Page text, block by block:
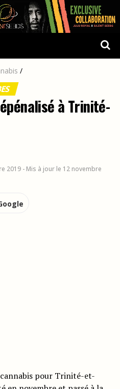
/
à Trinité-
2019 - Mis à jour le 12 novembre
pour Trinité-et-